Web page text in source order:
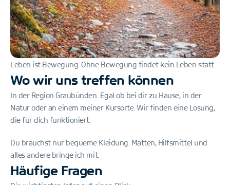
Leben ist Bewegung. Ohne Bewegung findet kein Leben statt.
Wo wir uns treffen können
In der Region Graubünden. Egal ob bei dir zu Hause, in der
Natur oder an einem meiner Kursorte. Wir finden eine Lösung,
die für dich funktioniert.
Du brauchst nur bequeme Kleidung. Matten, Hilfsmittel und
alles andere bringe ich mit.
Häufige Fragen